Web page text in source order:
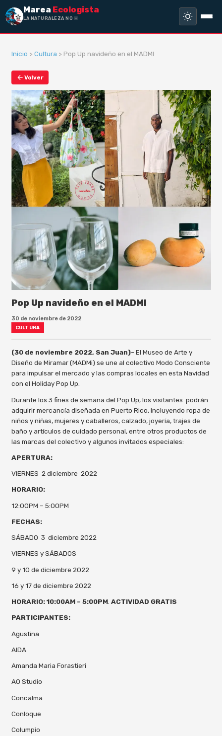
Marea Ecologista
LA NATURALEZA NO HA HECH
Inicio > Cultura > Pop Up navideño en el MADMI
Volver
Pop Up navideño en el MADMI
30 de noviembre de 2022
CULTURA
(30 de noviembre 2022, San Juan)- El Museo de Arte y
Diseño de Miramar (MADMi) se une al colectivo Modo Consciente
para impulsar el mercado y las compras locales en esta Navidad
con el Holiday Pop Up.
Durante los 3 fines de semana del Pop Up, los visitantes podrán
adquirir mercancía diseñada en Puerto Rico, incluyendo ropa de
niños y niñas, mujeres y caballeros, calzado, joyería, trajes de
baño y artículos de cuidado personal, entre otros productos de
las marcas del colectivo y algunos invitados especiales:
APERTURA:
VIERNES 2 diciembre 2022
HORARIO:
12:00PM – 5:00PM
FECHAS:
SÁBADO 3 diciembre 2022
VIERNES y SÁBADOS
9 y 10 de diciembre 2022
16 y 17 de diciembre 2022
HORARIO: 10:00AM – 5:00PM. ACTIVIDAD GRATIS
PARTICIPANTES:
Agustina
AIDA
Amanda Maria Forastieri
AO Studio
Concalma
Conloque
Columpio